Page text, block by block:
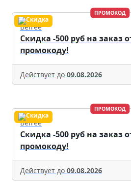
ПРОМОКОД
Befree
Скидка -500 руб на заказ
промокоду!
Действует до 09.08.2026
ПРОМОКОД
Befree
Скидка -500 руб на заказ
промокоду!
Действует до 09.08.2026